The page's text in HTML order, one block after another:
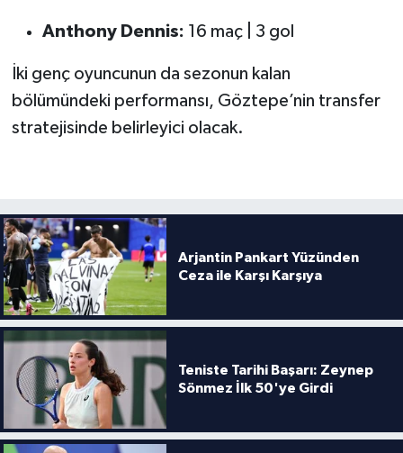
Anthony Dennis: 16 maç | 3 gol
İki genç oyuncunun da sezonun kalan
bölümündeki performansı, Göztepe’nin transfer
stratejisinde belirleyici olacak.
Arjantin Pankart Yüzünden
Ceza ile Karşı Karşıya
Teniste Tarihi Başarı: Zeynep
Sönmez İlk 50'ye Girdi